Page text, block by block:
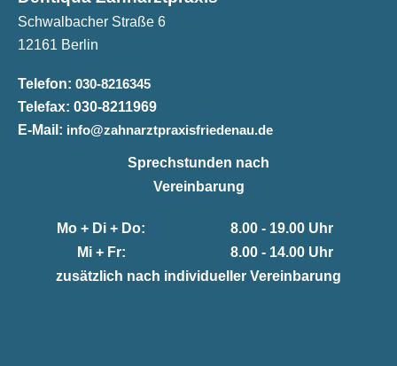
Schwalbacher Straße 6
12161 Berlin
Telefon: 030-8216345
Telefax: 030-8211969
E-Mail: info@zahnarztpraxisfriedenau.de
Sprechstunden nach
Vereinbarung
Mo + Di + Do:
8.00 - 19.00 Uhr
Mi + Fr:
8.00 - 14.00 Uhr
zusätzlich nach individueller Vereinbarung